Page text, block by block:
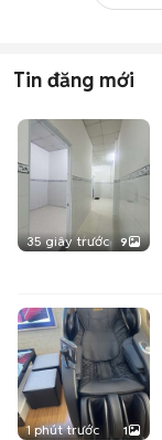
Tin đăng mới
35 giây trước 9
1 phút trước 1